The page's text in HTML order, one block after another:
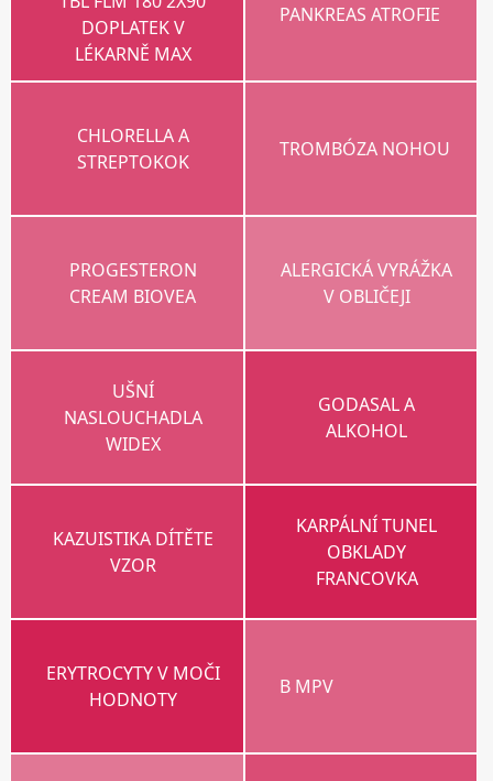
DOPLATEK V
LÉKARNĚ MAX
PANKREAS ATROFIE
CHLORELLA A
STREPTOKOK
TROMBÓZA NOHOU
PROGESTERON
CREAM BIOVEA
ALERGICKÁ VYRÁŽKA
V OBLIČEJI
UŠNÍ
NASLOUCHADLA
WIDEX
GODASAL A
ALKOHOL
KAZUISTIKA DÍTĚTE
VZOR
KARPÁLNÍ TUNEL
OBKLADY
FRANCOVKA
ERYTROCYTY V MOČI
HODNOTY
B MPV